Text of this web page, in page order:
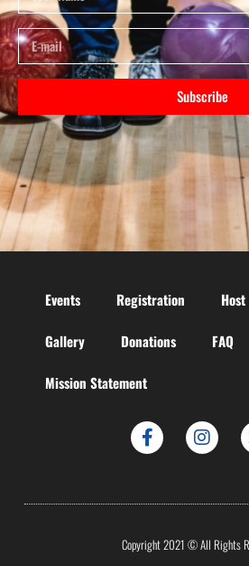
Subscribe
Events Registration
Gallery Donations FAQ
Mission Statement
Copyright 2021 © All Rights